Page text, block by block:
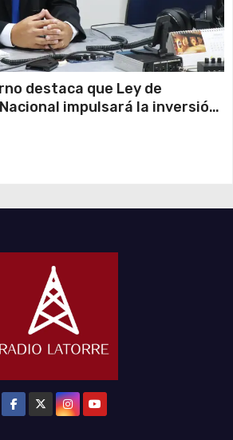
destaca que Ley de
impulsará la inversión